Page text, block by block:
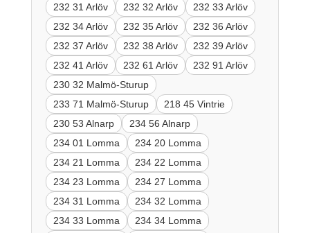
232 31 Arlöv
232 32 Arlöv
232 33 Arlöv
232 34 Arlöv
232 35 Arlöv
232 36 Arlöv
232 37 Arlöv
232 38 Arlöv
232 39 Arlöv
232 41 Arlöv
232 61 Arlöv
232 91 Arlöv
230 32 Malmö-Sturup
233 71 Malmö-Sturup
218 45 Vintrie
230 53 Alnarp
234 56 Alnarp
234 01 Lomma
234 20 Lomma
234 21 Lomma
234 22 Lomma
234 23 Lomma
234 27 Lomma
234 31 Lomma
234 32 Lomma
234 33 Lomma
234 34 Lomma